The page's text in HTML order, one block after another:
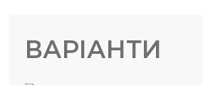
ВАРІАНТИ